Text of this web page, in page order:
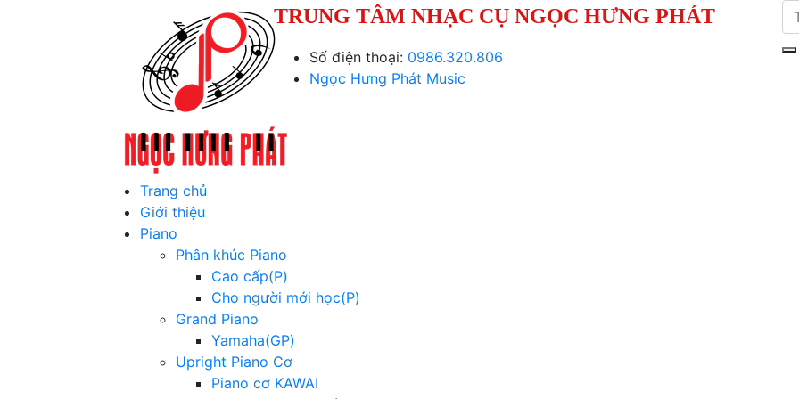
TRUNG TÂM NHẠC CỤ NGỌC HƯNG PHÁT
Số điện thoại: 0986.320.806
Ngọc Hưng Phát Music
Trang chủ
Giới thiệu
Piano
Phân khúc Piano
Cao cấp(P)
Cho người mới học(P)
Grand Piano
Yamaha(GP)
Upright Piano Cơ
Piano cơ KAWAI